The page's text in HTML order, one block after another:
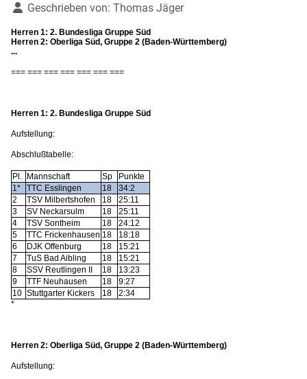
DetailsGeschrieben von: Thomas Jäger
Herren 1: 2. Bundesliga Gruppe Süd
Herren 2: Oberliga Süd, Gruppe 2 (Baden-Württemberg)
...
=== === === === === === ===
Herren 1: 2. Bundesliga Gruppe Süd
Aufstellung:
Abschlußtabelle:
Pl. Mannschaft Sp
Punkte
1*
TTC Esslingen 18
34:2
2
TSV Milbertshofen 18
25:11
3
SV Neckarsulm 18
25:11
4
TSV Sontheim 18
24:12
5
TTC Frickenhausen 18
18:18
6
DJK Offenburg 18
15:21
7
TuS Bad Aibling 18
15:21
8
SSV Reutlingen II 18
13:23
9
TTF Neuhausen 18
9:27
10 Stuttgarter Kickers 18
2:34
*
Herren 2: Oberliga Süd, Gruppe 2 (Baden-Württemberg)
Aufstellung: